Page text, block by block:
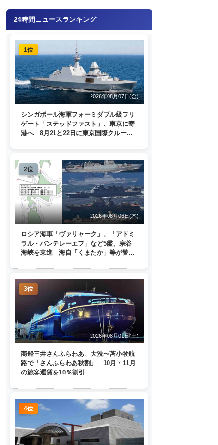
24時間ニュースランキング
1位
2026年08月07日(金)
シンガポール海軍フォーミダブル級フリ
ゲート「ステッドファスト」、東京に寄
港へ 8月21と22日に東京国際クルーズ
2位
2026年08月06日(木)
ロシア海軍「ヴァリャーク」、「アドミ
ラル・パンテレーエフ」など5艦、宗谷
海峡を東進 海自「くまたか」等が警戒
3位
2026年08月01日(土)
商船三井さんふらわあ、大洗〜苫小牧航
路で「さんふらわあ秋割」 10月・11月
の旅客運賃を10％割引
4位